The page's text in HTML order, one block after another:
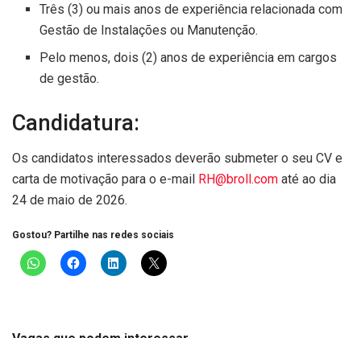
Três (3) ou mais anos de experiência relacionada com
Gestão de Instalações ou Manutenção.
Pelo menos, dois (2) anos de experiência em cargos
de gestão.
Candidatura:
Os candidatos interessados deverão submeter o seu CV e
carta de motivação para o e-mail RH@broll.com até ao dia
24 de maio de 2026.
Gostou? Partilhe nas redes sociais